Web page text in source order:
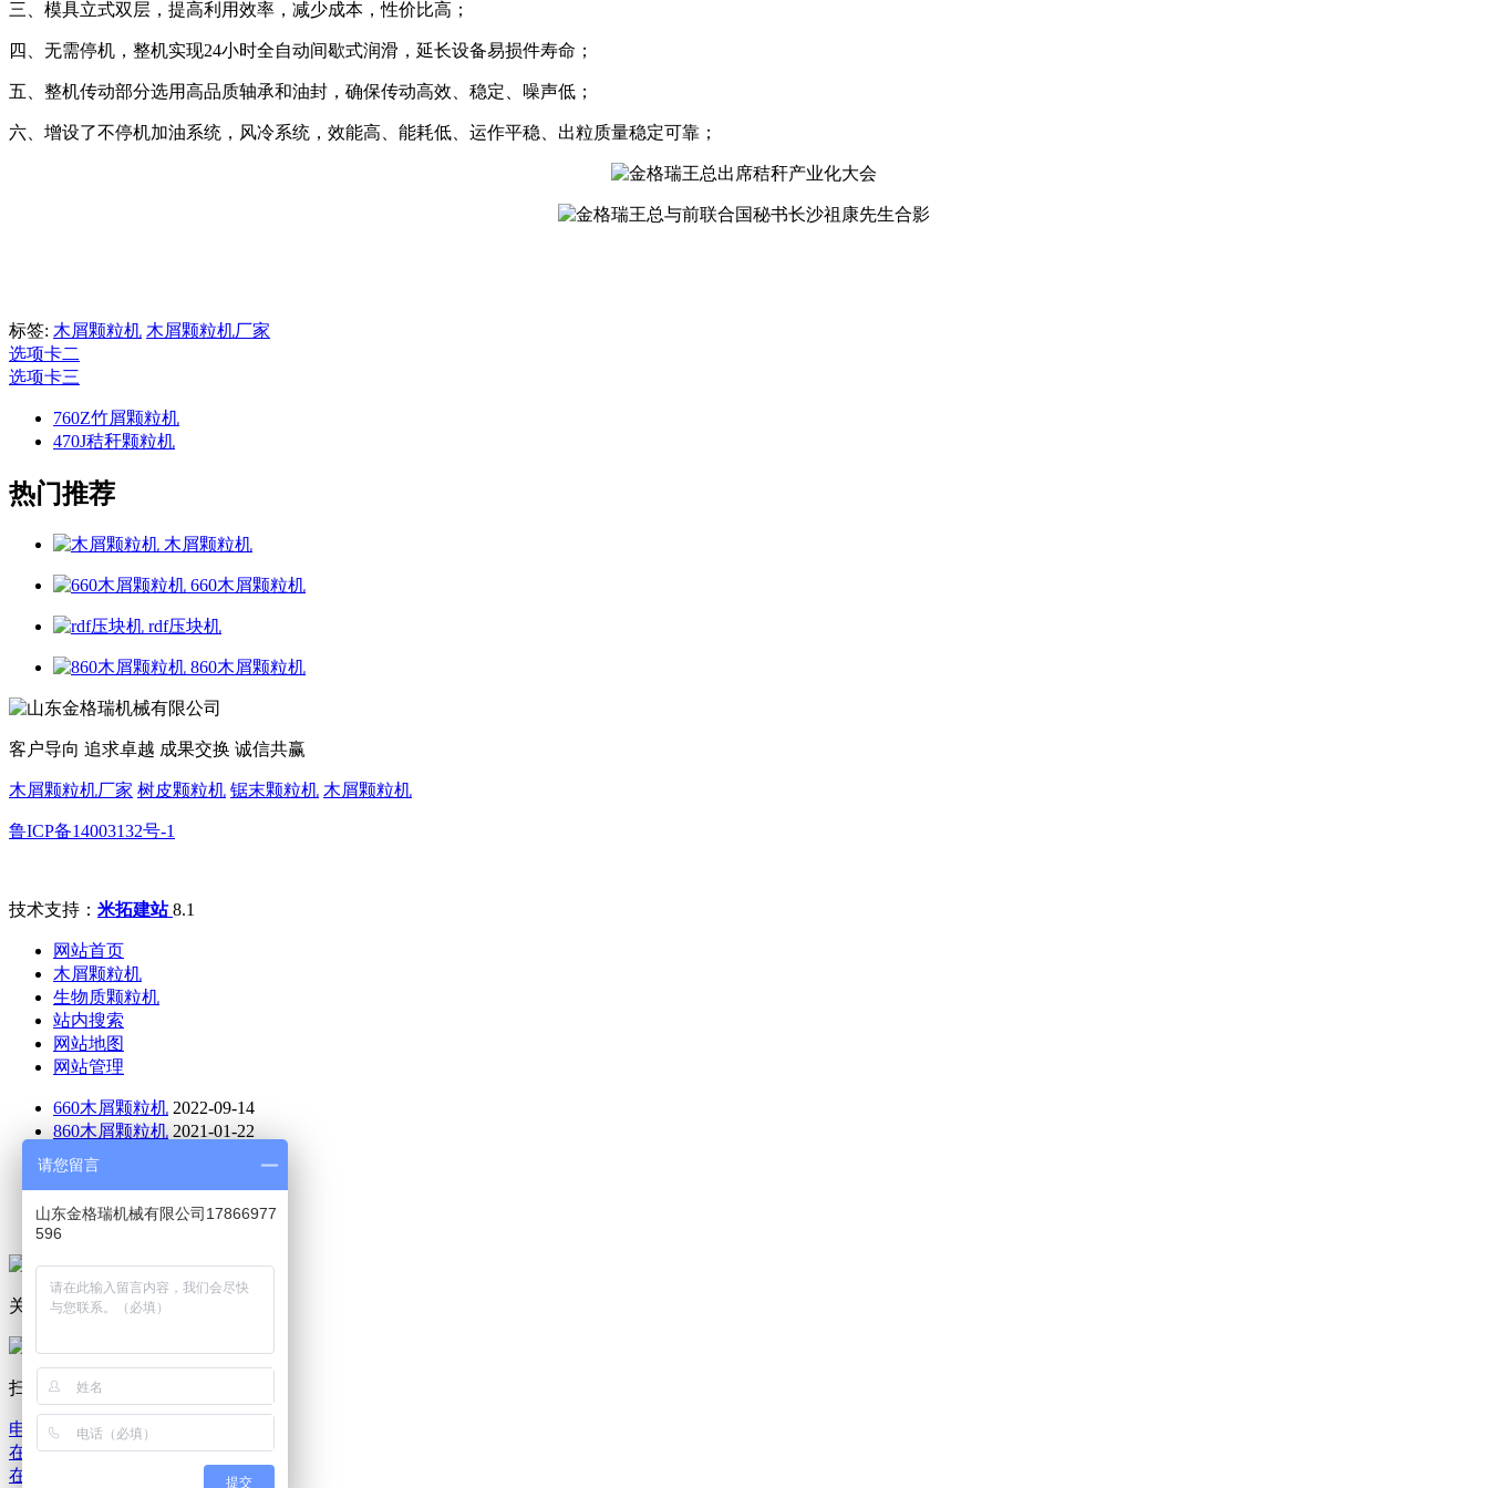
三、模具立式双层，提高利用效率，减少成本，性价比高；
四、无需停机，整机实现24小时全自动间歇式润滑，延长设备易损件寿命；
五、整机传动部分选用高品质轴承和油封，确保传动高效、稳定、噪声低；
六、增设了不停机加油系统，风冷系统，效能高、能耗低、运作平稳、出粒质量稳定可靠；
标签: 木屑颗粒机 木屑颗粒机厂家
选项卡二
选项卡三
760Z竹屑颗粒机
470J秸秆颗粒机
热门推荐
木屑颗粒机
660木屑颗粒机
rdf压块机
860木屑颗粒机
客户导向 追求卓越 成果交换 诚信共赢
木屑颗粒机厂家 树皮颗粒机 锯末颗粒机 木屑颗粒机
鲁ICP备14003132号-1
技术支持： 米拓建站8.1
网站首页
木屑颗粒机
生物质颗粒机
站内搜索
网站地图
网站管理
660木屑颗粒机 2022-09-14
860木屑颗粒机 2021-01-22
470木屑颗粒机
760木屑颗粒机
木屑颗粒机哪家好 2021-01-12
关注公众号
扫码询价
电话咨询
在线留言
在线地图
请您留言
山东金格瑞机械有限公司17866977
596
提交